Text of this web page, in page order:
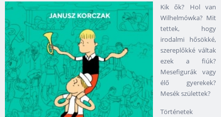
Kik ők? Hol van
Wilhelmówka? Mit
tettek, hogy
irodalmi hősökké,
szereplőkké váltak
ezek a fiúk?
Mesefigurák vagy
élő gyerekek?
Mesék születtek?
Történetek